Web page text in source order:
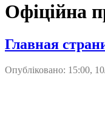
Офіційна
Главная
Опубліковано: 15:00,